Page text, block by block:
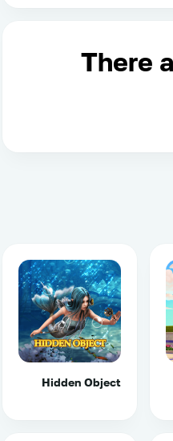
There
Hidden Object